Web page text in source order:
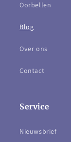
Oorbellen
Blog
Over ons
Contact
Service
Nieuwsbrief